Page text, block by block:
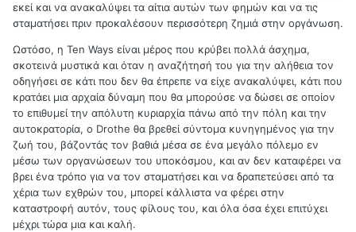
εκεί και να ανακαλύψει τα αίτια αυτών των φημών και να τις
σταματήσει πριν προκαλέσουν περισσότερη ζημιά στην οργάνωση.
Ωστόσο, η Ten Ways είναι μέρος που κρύβει πολλά άσχημα,
σκοτεινά μυστικά και όταν η αναζήτησή του για την αλήθεια τον
οδηγήσει σε κάτι που δεν θα έπρεπε να είχε ανακαλύψει, κάτι που
κρατάει μια αρχαία δύναμη που θα μπορούσε να δώσει σε οποίον
το επιθυμεί την απόλυτη κυριαρχία πάνω από την πόλη και την
αυτοκρατορία, ο Drothe θα βρεθεί σύντομα κυνηγημένος για την
ζωή του, βάζοντάς τον βαθιά μέσα σε ένα μεγάλο πόλεμο εν
μέσω των οργανώσεων του υποκόσμου, και αν δεν καταφέρει να
βρει ένα τρόπο για να τον σταματήσει και να δραπετεύσει από τα
χέρια των εχθρών του, μπορεί κάλλιστα να φέρει στην
καταστροφή αυτόν, τους φίλους του, και όλα όσα έχει επιτύχει
μέχρι τώρα μια και καλή.